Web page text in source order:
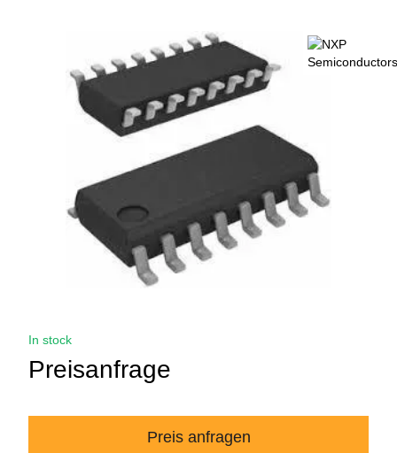
In stock
Preisanfrage
Preis anfragen